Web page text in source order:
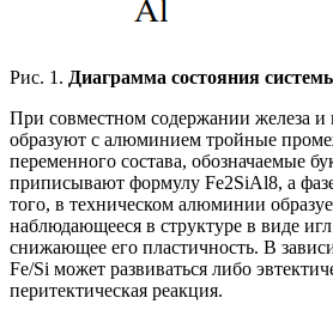
Рис. 1. Диаграмма состояния
При совместном содержании железа и
образуют с алюминием тройные
переменного состава, обозначаемые
приписывают формулу Fe2SiAl8, а
того, в техническом алюминии
наблюдающееся в структуре в виде
снижающее его пластичность. В
Fe/Si может развиваться либо
перитектическая реакция.